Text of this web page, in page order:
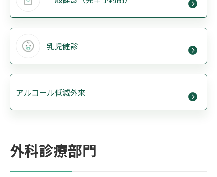
乳児健診
アルコール低減外来
外科診療部門